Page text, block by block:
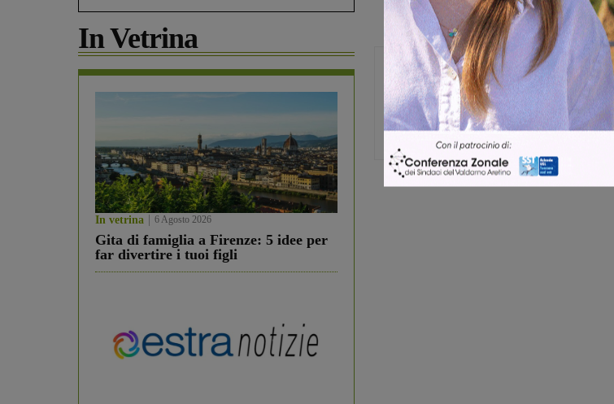
In Vetrina
In vetrina 6 Agosto 2026
Gita di famiglia a Firenze: 5 idee per
far divertire i tuoi figli
Glenda Venturini
Capo redattore